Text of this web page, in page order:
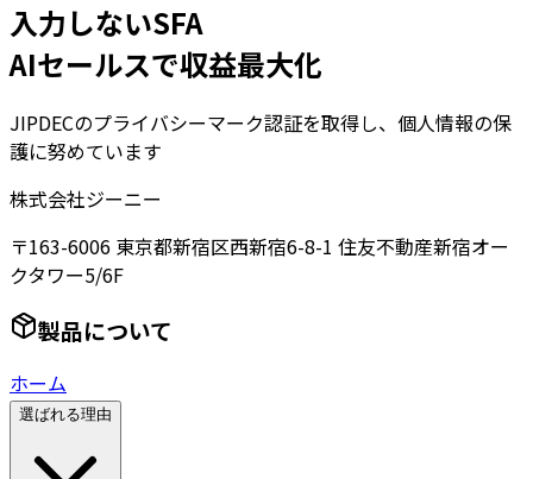
入力しないSFA
AIセールスで収益最大化
JIPDECのプライバシーマーク認証を取得し、個人情報の保
護に努めています
株式会社ジーニー
〒163-6006 東京都新宿区西新宿6-8-1 住友不動産新宿オー
クタワー5/6F
製品について
ホーム
選ばれる理由